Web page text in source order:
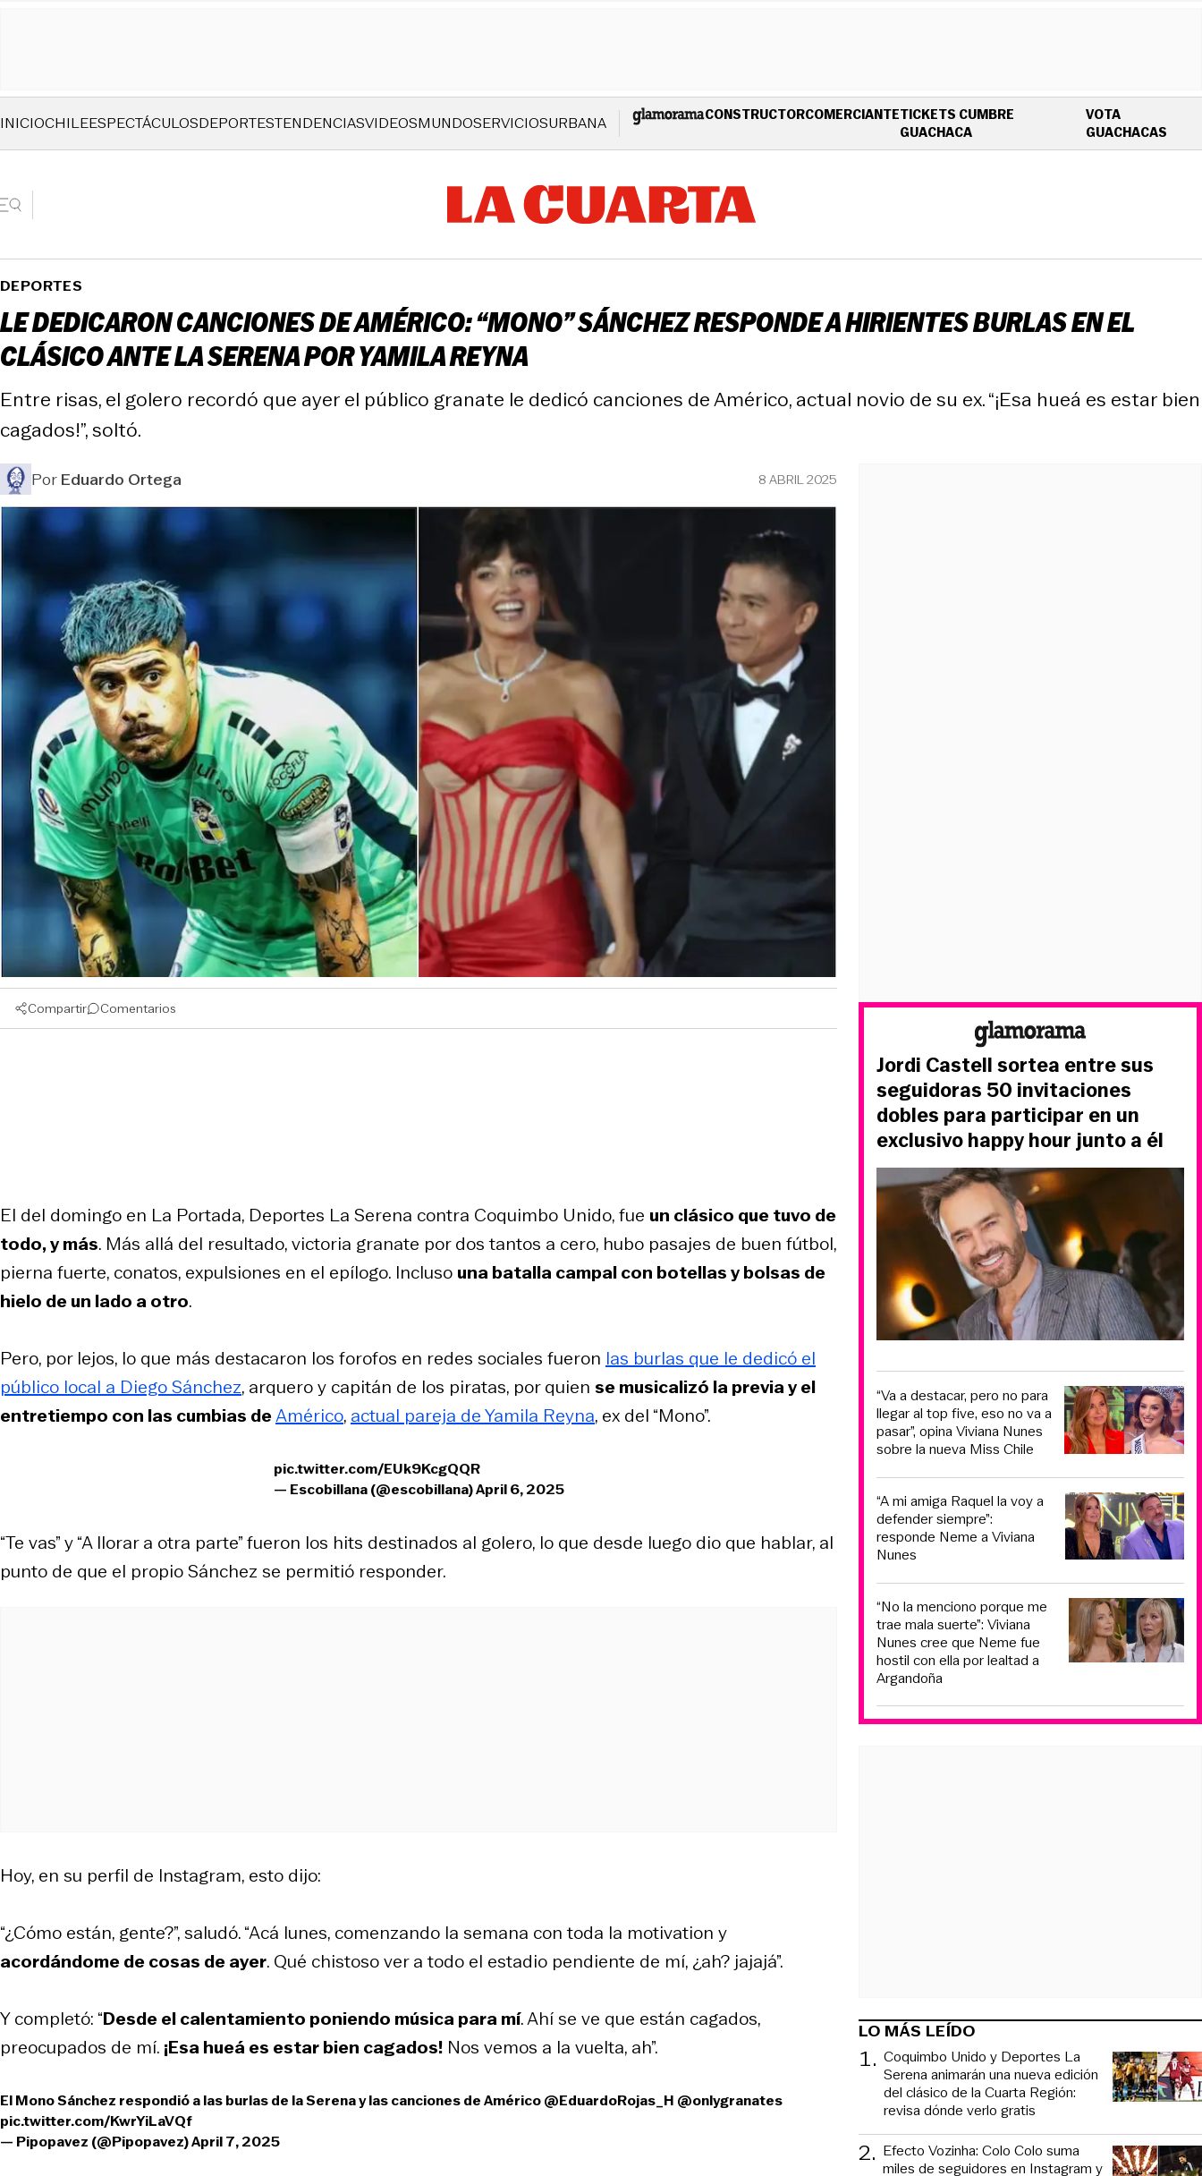
INICIOCHILEESPECTÁCULOSDEPORTESTENDENCIASVIDEOSMUNDOSERVICIOSURBANA CONSTRUCTORCOMERCIANTETICKETS CUMBRE
GUACHACAOPENS IN NEW WINDOW
VOTA
GUACHACAS
DEPORTES
LE DEDICARON CANCIONES DE AMÉRICO: “MONO” SÁNCHEZ RESPONDE A HIRIENTES BURLAS EN EL
CLÁSICO ANTE LA SERENA POR YAMILA REYNA
Entre risas, el golero recordó que ayer el público granate le dedicó canciones de Américo, actual novio de su ex. “¡Esa hueá es estar bien
cagados!”, soltó.
PorEduardo Ortega 8 ABRIL 2025
Compartir Comentarios
El del domingo en La Portada, Deportes La Serena contra Coquimbo Unido, fue un clásico que tuvo de
todo, y más. Más allá del resultado, victoria granate por dos tantos a cero, hubo pasajes de buen fútbol,
pierna fuerte, conatos, expulsiones en el epílogo. Incluso una batalla campal con botellas y bolsas de
hielo de un lado a otro.
Pero, por lejos, lo que más destacaron los forofos en redes sociales fueron las burlas que le dedicó el
público local a Diego Sánchez, arquero y capitán de los piratas, por quien se musicalizó la previa y el
entretiempo con las cumbias deAmérico, actual pareja de Yamila Reyna, ex del “Mono”.
pic.twitter.com/EUk9KcgQQR
— Escobillana (@escobillana)April 6, 2025
“Te vas” y “A llorar a otra parte” fueron los hits destinados al golero, lo que desde luego dio que hablar, al
punto de que el propio Sánchez se permitió responder.
Hoy, en su perfil de Instagram, esto dijo:
“¿Cómo están, gente?”, saludó. “Acá lunes, comenzando la semana con toda la motivation y
acordándome de cosas de ayer. Qué chistoso ver a todo el estadio pendiente de mí, ¿ah? jajajá”.
Y completó: “Desde el calentamiento poniendo música para mí. Ahí se ve que están cagados,
preocupados de mí. ¡Esa hueá es estar bien cagados! Nos vemos a la vuelta, ah”.
El Mono Sánchez respondió a las burlas de la Serena y las canciones de Américo@EduardoRojas_H @onlygranates
pic.twitter.com/KwrYiLaVQf
— Pipopavez (@Pipopavez)April 7, 2025
Jordi Castell sortea entre sus
seguidoras 50 invitaciones
dobles para participar en un
exclusivo happy hour junto a él
“Va a destacar, pero no para
llegar al top five, eso no va a
pasar”, opina Viviana Nunes
sobre la nueva Miss Chile
“A mi amiga Raquel la voy a
defender siempre”:
responde Neme a Viviana
Nunes
“No la menciono porque me
trae mala suerte”: Viviana
Nunes cree que Neme fue
hostil con ella por lealtad a
Argandoña
LO MÁS LEÍDO
1. Coquimbo Unido y Deportes La
Serena animarán una nueva edición
del clásico de la Cuarta Región:
revisa dónde verlo gratis
2. Efecto Vozinha: Colo Colo suma
miles de seguidores en Instagram y